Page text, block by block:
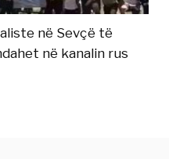
në Sevçë të
në kanalin rus